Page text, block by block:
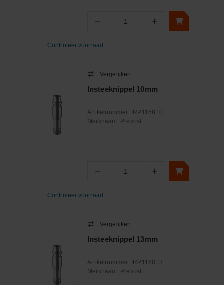
− Aantal +
Controleer voorraad
Vergelijken
Insteeknippel 10mm
Artikelnummer:
IRP116810
Merknaam: Prevost
− Aantal +
Controleer voorraad
Vergelijken
Insteeknippel 13mm
Artikelnummer:
IRP116813
Merknaam: Prevost